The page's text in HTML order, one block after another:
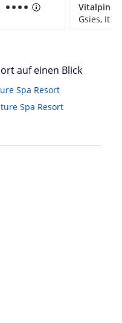
Gsies,
auf einen Blick
Spa Resort
Spa Resort